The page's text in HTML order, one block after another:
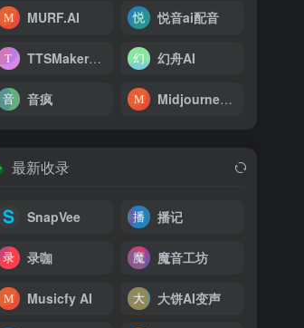
MURF.AI 悦音ai配音
TTSMaker（马克配音） 幻舟AI
音疯 Midjourney中文站
最新收录
SnapVee 播记
录咖 魔音工坊
Musicfy AI 大饼AI变声